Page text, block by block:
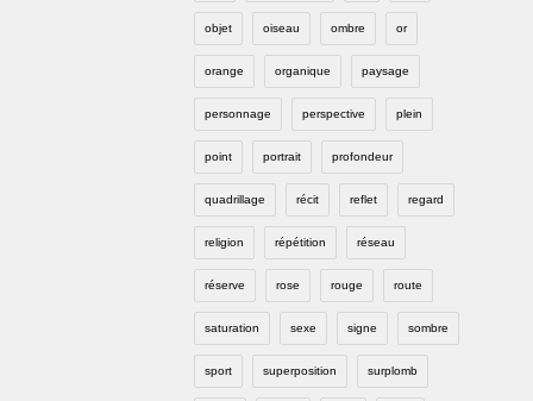
objet oiseau ombre or
orange organique paysage
personnage perspective plein
point portrait profondeur
quadrillage récit reflet regard
religion répétition réseau
réserve rose rouge route
saturation sexe signe sombre
sport superposition surplomb